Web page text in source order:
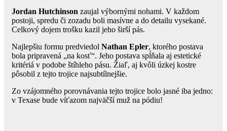
Jordan Hutchinson zaujal výbornými nohami. V každom
postoji, spredu či zozadu boli masívne a do detailu vysekané.
Celkový dojem trošku kazil jeho širší pás.
Najlepšiu formu predviedol Nathan Epler, ktorého postava
bola pripravená „na kosť“. Jeho postava spĺňala aj estetické
kritériá v podobe štíhleho pásu. Žiaľ, aj kvôli úzkej kostre
pôsobil z tejto trojice najsubtílnejšie.
Zo vzájomného porovnávania tejto trojice bolo jasné iba jedno:
v Texase bude víťazom najväčší muž na pódiu!